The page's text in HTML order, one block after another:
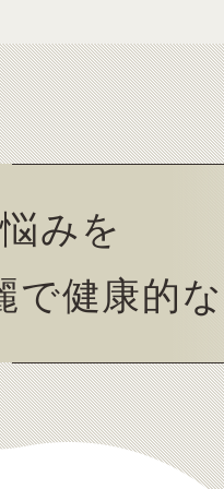
みを
で健康的